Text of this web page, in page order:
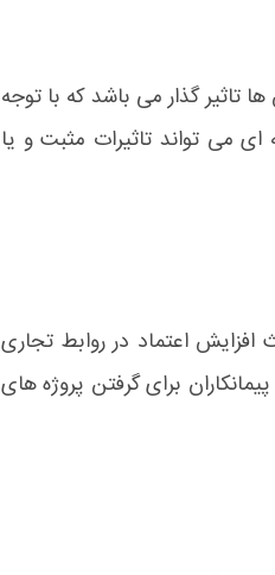
تاثیر گذار می باشد که با توجه
می تواند تاثیرات مثبت و یا
اعتماد در روابط تجاری
برای گرفتن پروژه های